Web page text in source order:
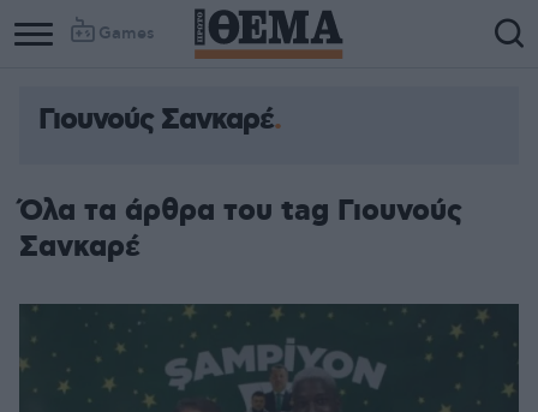
Games
Γιουνούς Σανκαρέ
Όλα τα άρθρα του tag Γιουνούς
Σανκαρέ